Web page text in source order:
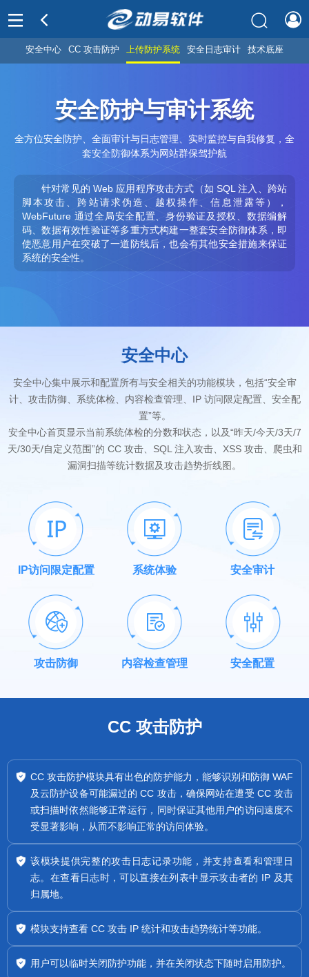
安全中心 CC 攻击防护 上传防护系统 安全日志审计 技术底座
安全防护与审计系统
全方位安全防护、全面审计与日志管理、实时监控与自我修复，全
套安全防御体系为网站群保驾护航
针对常见的 Web 应用程序攻击方式（如 SQL 注入、跨站
脚本攻击、跨站请求伪造、越权操作、信息泄露等），
WebFuture 通过全局安全配置、身份验证及授权、数据编解
码、数据有效性验证等多重方式构建一整套安全防御体系，即
使恶意用户在突破了一道防线后，也会有其他安全措施来保证
系统的安全性。
安全中心
安全中心集中展示和配置所有与安全相关的功能模块，包括“安全审
计、攻击防御、系统体检、内容检查管理、IP 访问限定配置、安全配
置”等。
安全中心首页显示当前系统体检的分数和状态，以及“昨天/今天/3天/7
天/30天/自定义范围”的 CC 攻击、SQL 注入攻击、XSS 攻击、爬虫和
漏洞扫描等统计数据及攻击趋势折线图。
IP访问限定配置 系统体验 安全审计
攻击防御 内容检查管理 安全配置
CC 攻击防护
CC 攻击防护模块具有出色的防护能力，能够识别和防御 WAF
及云防护设备可能漏过的 CC 攻击，确保网站在遭受 CC 攻击
或扫描时依然能够正常运行，同时保证其他用户的访问速度不
受显著影响，从而不影响正常的访问体验。
该模块提供完整的攻击日志记录功能，并支持查看和管理日
志。在查看日志时，可以直接在列表中显示攻击者的 IP 及其
归属地。
模块支持查看 CC 攻击 IP 统计和攻击趋势统计等功能。
用户可以临时关闭防护功能，并在关闭状态下随时启用防护。